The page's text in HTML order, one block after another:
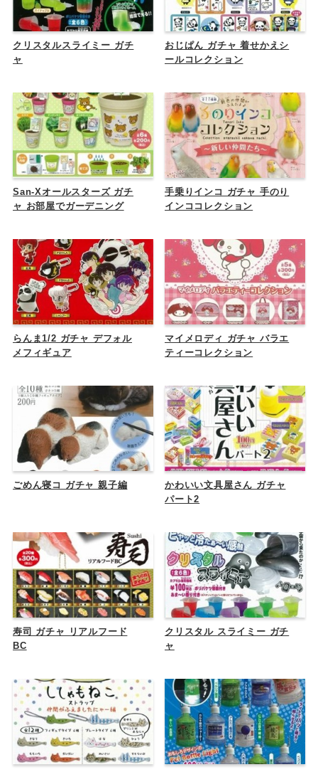
クリスタルスライミー ガチ
ャ
おじぱん ガチャ 着せかえシ
ールコレクション
San-Xオールスターズ ガチ
ャ お部屋でガーデニング
手乗りインコ ガチャ 手のり
インココレクション
らんま1/2 ガチャ デフォル
メフィギュア
マイメロディ ガチャ バラエ
ティーコレクション
ごめん寝コ ガチャ 親子編
かわいい文具屋さん ガチャ
パート2
寿司 ガチャ リアルフード
BC
クリスタル スライミー ガチ
ャ